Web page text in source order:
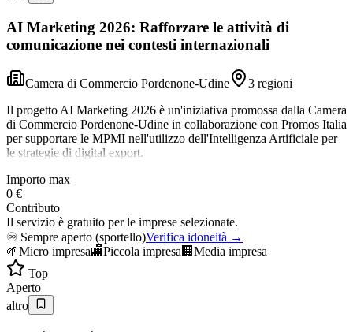
AI Marketing 2026: Rafforzare le attività di
comunicazione nei contesti internazionali
Camera di Commercio Pordenone-Udine
3 regioni
Il progetto AI Marketing 2026 è un'iniziativa promossa dalla Camera
di Commercio Pordenone-Udine in collaborazione con Promos Italia
per supportare le MPMI nell'utilizzo dell'Intelligenza Artificiale per
le strategie di digital export.
Importo max
0 €
Contributo
Il servizio è gratuito per le imprese selezionate.
♾️ Sempre aperto (sportello)Verifica idoneità →
🌱Micro impresa🏬Piccola impresa 🏢 Media impresa
Top
Aperto
altro